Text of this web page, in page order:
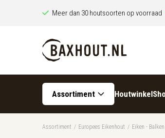
Meer dan 30 houtsoorten op voorraad
Assortiment Houtwinkel
Assortiment / Europees Eikenhout / Eiken -